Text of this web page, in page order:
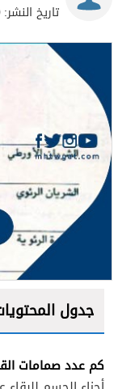
تاريخ النشر:
جدول
كم عدد صمامات